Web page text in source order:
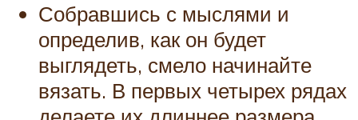
Собравшись с мыслями и
определив, как он будет
выглядеть, смело начинайте
вязать. В первых четырех рядах